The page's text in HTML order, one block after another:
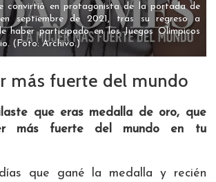
convirtió en protagonista de la portada de
septiembre de 2021, tras su regreso a
haber participado en los Juegos Olímpicos
(Foto: Archivo.)
más fuerte del mundo
que eras medalla de oro, que
más fuerte del mundo en tu
que gané la medalla y recién